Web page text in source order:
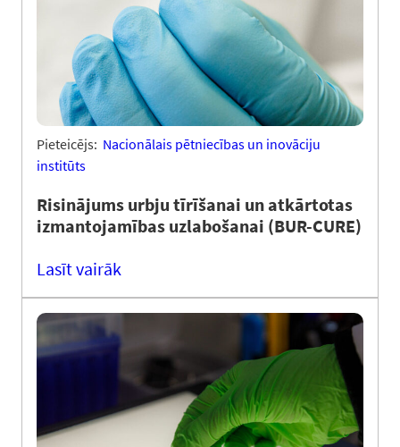
Pieteicējs: Nacionālais pētniecības un inovāciju
institūts
Risinājums urbju tīrīšanai un atkārtotas
izmantojamības uzlabošanai (BUR-CURE)
Lasīt vairāk